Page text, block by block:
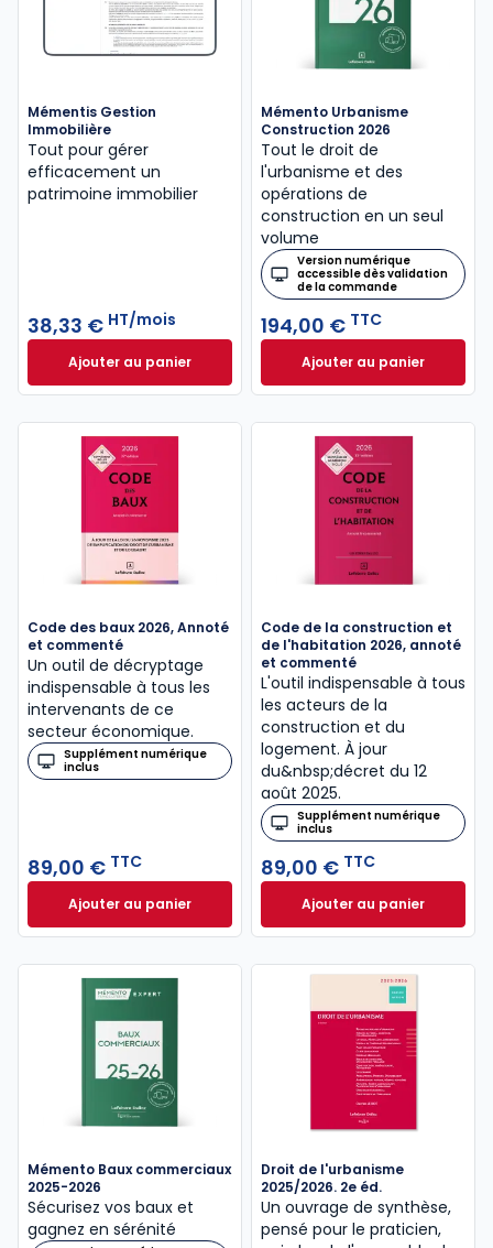
Mémentis Gestion
Immobilière
Tout pour gérer
efficacement un
patrimoine immobilier
38,33 € HT/mois
Ajouter au panierMémentis Gestion Immobilière à 38,33 €HT/mois
Mémento Urbanisme
Construction 2026
Tout le droit de
l'urbanisme et des
opérations de
construction en un seul
volume
Version numérique
accessible dès validation
de la commande
194,00 € TTC
Ajouter au panier
Mémento
Code des baux 2026, Annoté
et commenté
Un outil de décryptage
indispensable à tous les
intervenants de ce
secteur économique.
Supplément numérique
inclus
89,00 € TTC
Ajouter au panierCode des baux 2026, Annoté et commenté à 89,00
Code de la construction et
de l'habitation 2026, annoté
et commenté
L'outil indispensable à tous
les acteurs de la
construction et du
logement. À jour
du&nbsp;décret du 12
août 2025.
Supplément numérique
inclus
89,00 € TTC
Ajouter au panier
Code de la
Mémento Baux commerciaux
2025-2026
Sécurisez vos baux et
gagnez en sérénité
Droit de l'urbanisme
2025/2026. 2e éd.
Un ouvrage de synthèse,
pensé pour le praticien,